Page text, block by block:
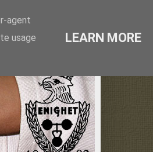
agent
usage
LEARN MORE